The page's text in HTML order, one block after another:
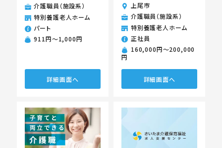
介護職員（施設系）
特別養護老人ホーム
パート
911円〜1,000円
詳細画面へ
上尾市
介護職員（施設系）
特別養護老人ホーム
正社員
160,000円〜200,000
円
詳細画面へ